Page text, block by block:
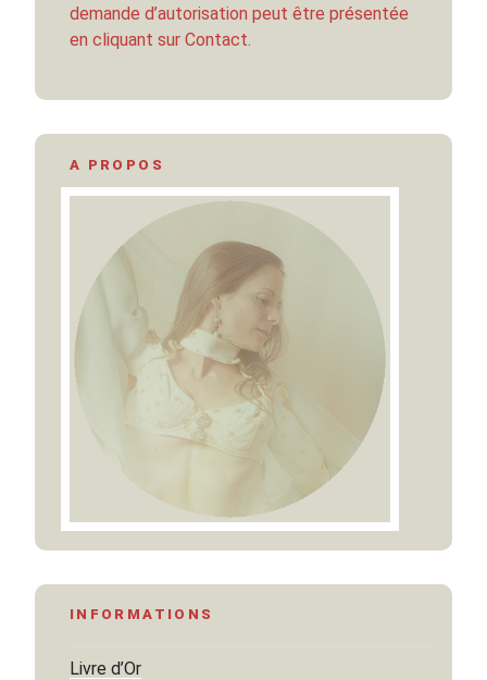
demande d’autorisation peut être présentée
en cliquant sur Contact.
A PROPOS
INFORMATIONS
Livre d’Or